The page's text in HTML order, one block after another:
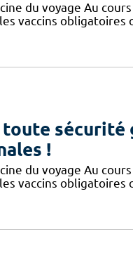
du voyage Au
vaccins obligatoires
sécurité
!
du voyage Au
vaccins obligatoires